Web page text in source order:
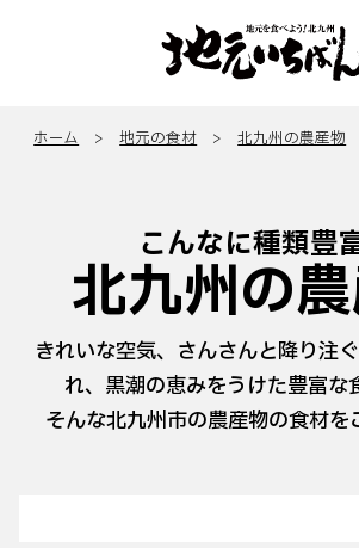
ホーム >地元の食材 >北九州の農産物
こんなに種類豊
北九州の
きれいな空気、さんさんと降り注
れ、黒潮の恵みをうけた豊富な
そんな北九州市の農産物の食材を